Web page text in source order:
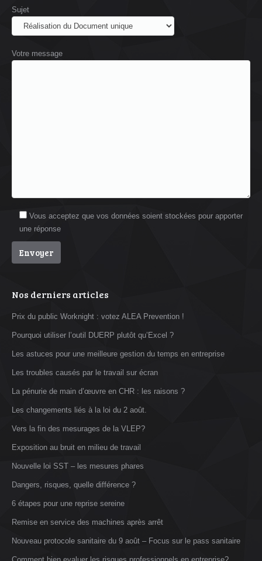
Sujet
Votre message
Vous acceptez que vos données soient stockées pour apporter
une réponse
Nos derniers articles
Prix du public Worknight : votez ALEA Prevention !
Pourquoi utiliser l’outil DUERP plutôt qu’Excel ?
Les astuces pour une meilleure gestion du temps en entreprise
Les troubles causés par le travail sur écran
La pénurie de main d’œuvre en CHR : les raisons ?
Les changements liés à la loi du 2 août.
Vers la fin des mesurages de la VLEP?
Exposition au bruit en milieu de travail
Nouvelle loi SST – les mesures phares
Dangers, risques, quelle différence ?
6 étapes pour une reprise sereine
Remise en service des machines après arrêt
Nouveau protocole sanitaire du 9 août – Focus sur le pass sanitaire